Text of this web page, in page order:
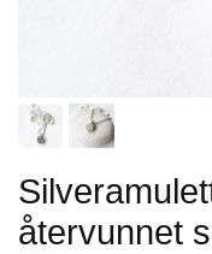
återvunnet